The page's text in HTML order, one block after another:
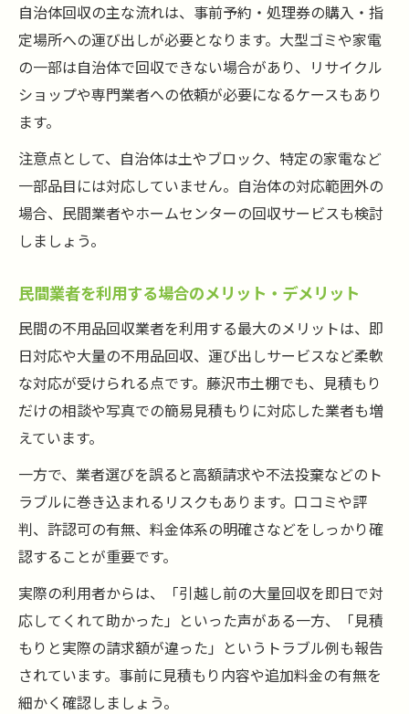
自治体回収の主な流れは、事前予約・処理券の購入・指
定場所への運び出しが必要となります。大型ゴミや家電
の一部は自治体で回収できない場合があり、リサイクル
ショップや専門業者への依頼が必要になるケースもあり
ます。
注意点として、自治体は土やブロック、特定の家電など
一部品目には対応していません。自治体の対応範囲外の
場合、民間業者やホームセンターの回収サービスも検討
しましょう。
民間業者を利用する場合のメリット・デメリット
民間の不用品回収業者を利用する最大のメリットは、即
日対応や大量の不用品回収、運び出しサービスなど柔軟
な対応が受けられる点です。藤沢市土棚でも、見積もり
だけの相談や写真での簡易見積もりに対応した業者も増
えています。
一方で、業者選びを誤ると高額請求や不法投棄などのト
ラブルに巻き込まれるリスクもあります。口コミや評
判、許認可の有無、料金体系の明確さなどをしっかり確
認することが重要です。
実際の利用者からは、「引越し前の大量回収を即日で対
応してくれて助かった」といった声がある一方、「見積
もりと実際の請求額が違った」というトラブル例も報告
されています。事前に見積もり内容や追加料金の有無を
細かく確認しましょう。